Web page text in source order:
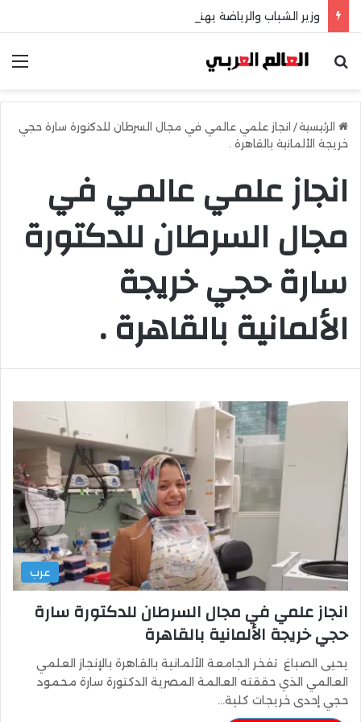
وزير الشباب والرياضة يهنئ منتخب مصر للشطرنج
بحث عن
الرئيسية/ انجاز علمي عالمي في مجال السرطان للدكتورة سارة حجي
خريجة الألمانية بالقاهرة .
انجاز علمي عالمي في
مجال السرطان للدكتورة
سارة حجي خريجة
الألمانية بالقاهرة .
عرب
انجاز علمي في مجال السرطان للدكتورة سارة
حجي خريجة الألمانية بالقاهرة
يحيى الصباغ تفخر الجامعة الألمانية بالقاهرة بالإنجاز العلمي
العالمي الذي حققته العالمة المصرية الدكتورة سارة محمود
حجي إحدى خريجات كلية…